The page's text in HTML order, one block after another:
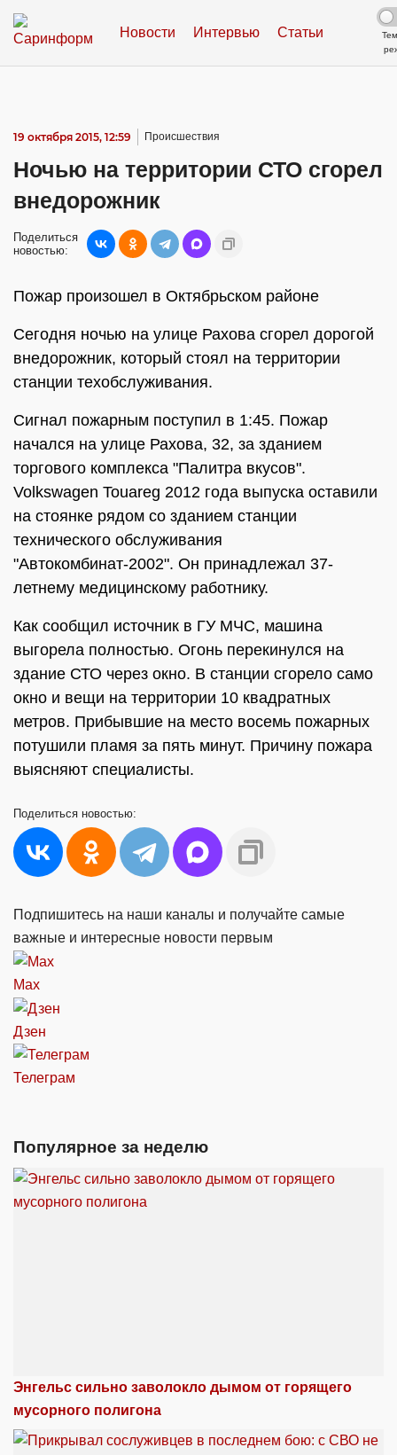
Новости Интервью Статьи
19 октября 2015, 12:59 Происшествия
Ночью на территории СТО сгорел
внедорожник
Поделиться
новостью:
Пожар произошел в Октябрьском районе
Сегодня ночью на улице Рахова сгорел дорогой
внедорожник, который стоял на территории
станции техобслуживания.
Сигнал пожарным поступил в 1:45. Пожар
начался на улице Рахова, 32, за зданием
торгового комплекса "Палитра вкусов".
Volkswagen Touareg 2012 года выпуска оставили
на стоянке рядом со зданием станции
технического обслуживания
"Автокомбинат-2002". Он принадлежал 37-
летнему медицинскому работнику.
Как сообщил источник в ГУ МЧС, машина
выгорела полностью. Огонь перекинулся на
здание СТО через окно. В станции сгорело само
окно и вещи на территории 10 квадратных
метров. Прибывшие на место восемь пожарных
потушили пламя за пять минут. Причину пожара
выясняют специалисты.
Поделиться новостью:
Подпишитесь на наши каналы и получайте самые
важные и интересные новости первым
Max
Дзен
Телеграм
Популярное за неделю
Энгельс сильно заволокло дымом от горящего
мусорного полигона